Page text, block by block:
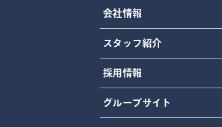
会社情報
スタッフ紹介
採用情報
グループサイト